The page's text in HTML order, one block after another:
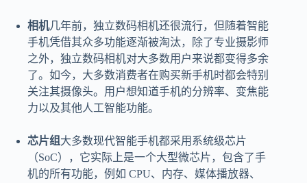
相机几年前，独立数码相机还很流行，但随着智能
手机凭借其众多功能逐渐被淘汰，除了专业摄影师
之外，独立数码相机对大多数用户来说都变得多余
了。如今，大多数消费者在购买新手机时都会特别
关注其摄像头。用户想知道手机的分辨率、变焦能
力以及其他人工智能功能。
芯片组 大多数现代智能手机都采用系统级芯片
（SoC），它实际上是一个大型微芯片，包含了手
机的所有功能，例如 CPU、内存、媒体播放器、